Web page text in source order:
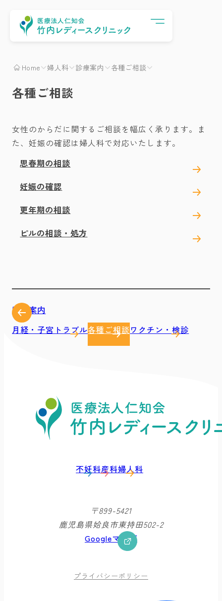
Home 婦人科 診療案内 各種ご相談
各種ご相談
女性のからだに関するご相談を幅広く承ります。ま
た、妊娠の確認は婦人科で対応いたします。
思春期の相談
妊娠の確認
更年期の相談
ピルの相談・処方
診療案内
月経・子宮トラブル各種ご相談ワクチン・検診
不妊科産科婦人科
〒899-5421
鹿児島県姶良市東持田502-2
Googleマップ
プライバシーポリシー